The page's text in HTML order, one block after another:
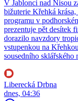
V Jablonci nad Nisou
bižuterie Křehká
programu v
prezentuje pět desítek
dorazilo navzdory
vstupenkou na
sousedního sklářského
Liberecká Drbna
dnes, 04:36